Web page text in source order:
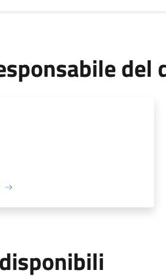
del